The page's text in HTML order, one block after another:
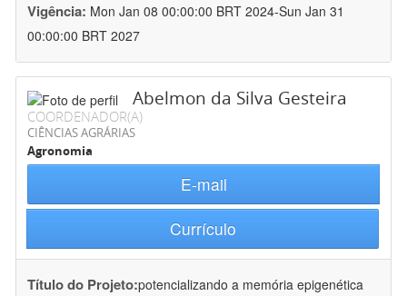
Vigência: Mon Jan 08 00:00:00 BRT 2024-Sun Jan 31
00:00:00 BRT 2027
Abelmon da Silva Gesteira
COORDENADOR(A)
CIÊNCIAS AGRÁRIAS
Agronomia
E-mail
Currículo
Título do Projeto:potencializando a memória epigenética